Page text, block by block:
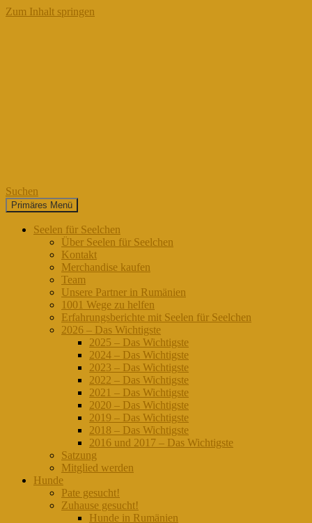
Zum Inhalt springen
Seelen für Seelchen
Suchen
Primäres Menü
Seelen für Seelchen
Über Seelen für Seelchen
Kontakt
Merchandise kaufen
Team
Unsere Partner in Rumänien
1001 Wege zu helfen
Erfahrungsberichte mit Seelen für Seelchen
2026 – Das Wichtigste
2025 – Das Wichtigste
2024 – Das Wichtigste
2023 – Das Wichtigste
2022 – Das Wichtigste
2021 – Das Wichtigste
2020 – Das Wichtigste
2019 – Das Wichtigste
2018 – Das Wichtigste
2016 und 2017 – Das Wichtigste
Satzung
Mitglied werden
Hunde
Pate gesucht!
Zuhause gesucht!
Hunde in Rumänien